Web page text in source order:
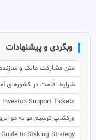
وبگردی و پیشنهادات
متن مشارکت مالک و
شرایط اقامت در کشورهای
Investon Support Tickets
ورکشاپ ترسیم مو به مو
to Staking Strategy